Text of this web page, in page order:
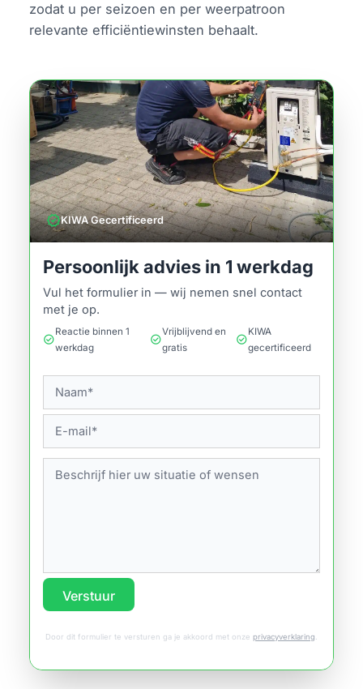
zodat u per seizoen en per weerpatroon
relevante efficiëntiewinsten behaalt.
verifiedKIWA Gecertificeerd
Persoonlijk advies in 1 werkdag
Vul het formulier in — wij nemen snel contact
met je op.
check_circle
Reactie binnen 1
werkdag
check_circle
Vrijblijvend en
gratis
check_circle
KIWA
gecertificeerd
Verstuur
Door dit formulier te versturen ga je akkoord met onze privacyverklaring.